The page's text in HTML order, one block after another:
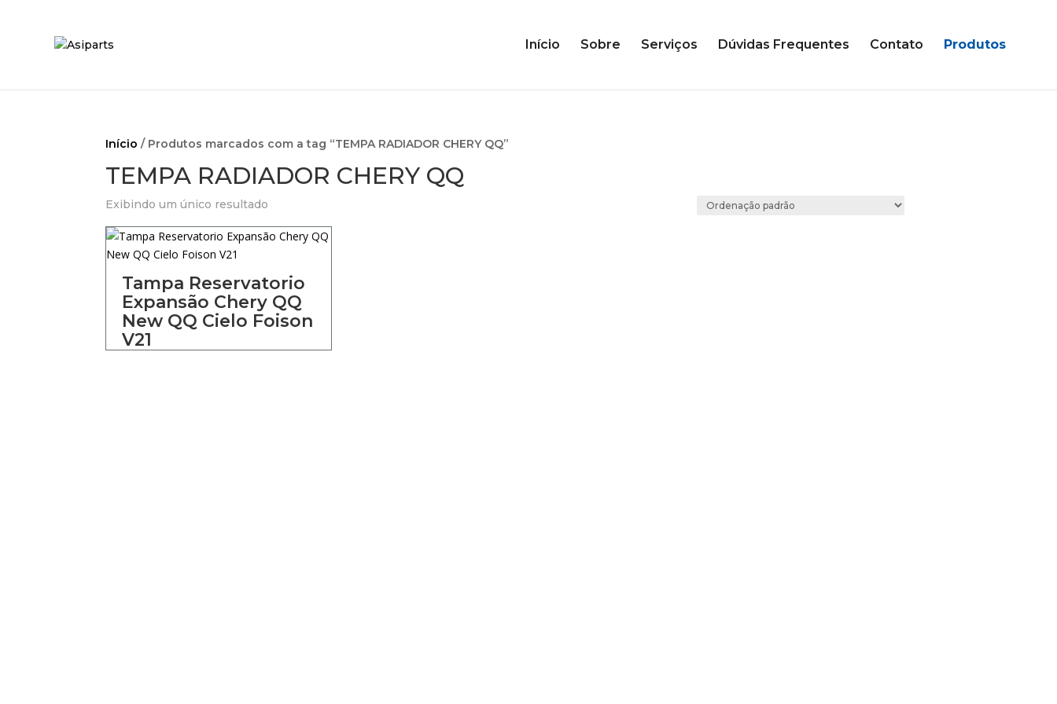
Início Sobre Serviços Dúvidas Frequentes Contato Produtos
Início / Produtos marcados com a tag “TEMPA RADIADOR CHERY QQ”
TEMPA RADIADOR CHERY QQ
Exibindo um único resultado
Tampa Reservatorio
Expansão Chery QQ
New QQ Cielo Foison
V21